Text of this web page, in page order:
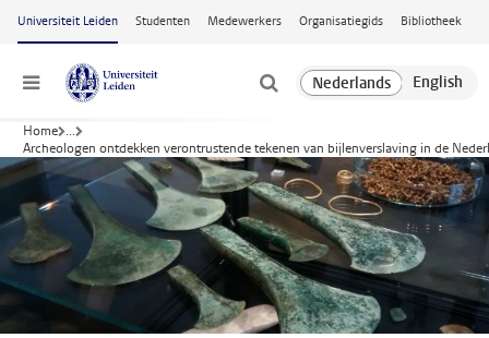
Ga naar hoofdinhoud
Universiteit Leiden Studenten Medewerkers Organisatiegids Bibliotheek
Menu
Home ...
Archeologen ontdekken verontrustende tekenen van bijlenverslaving in de